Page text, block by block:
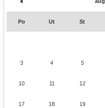
Po Ut St
3 4 5
10 11 12
17 18 19